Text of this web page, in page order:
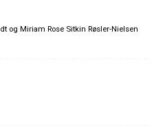
og Miriam Rose Sitkin Røsler-Nielsen